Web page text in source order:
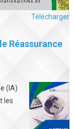
Télécharger
Réassurance
(IA)
les